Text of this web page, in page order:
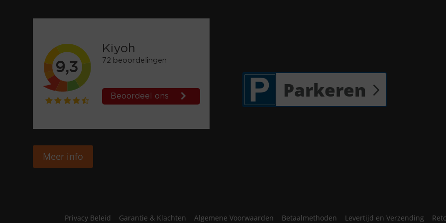
Meer info
Parkeren
Privacy Beleid Garantie & Klachten Algemene Voorwaarden Betaalmethoden Levertijd en Verzending